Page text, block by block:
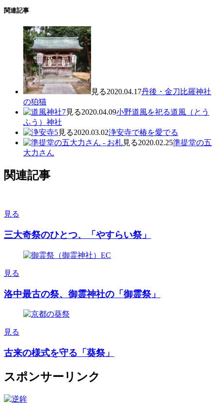
関連記事
見る2020.04.17丹後・金刀比羅神社
の狛猫
見る2020.04.09小野道風を祀る道風（とう
ふう）神社
見る2020.03.02浄安寺で椿を愛でる
見る2020.02.25準提堂の五
大力さん
関連記事
見る
三大奇祭のひとつ、「やすらい祭」
見る
洛中最古の祭、御霊神社の「御霊祭」
見る
古来の様式を守る「葵祭」
スポンサーリンク